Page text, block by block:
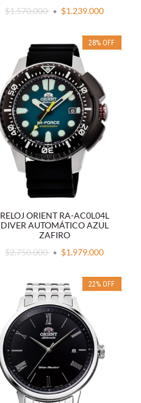
$1.570.000
$1.239.000
28% OFF
RELOJ ORIENT RA-AC0L04L
DIVER AUTOMÁTICO AZUL
ZAFIRO
$2.750.000
$1.979.000
22% OFF